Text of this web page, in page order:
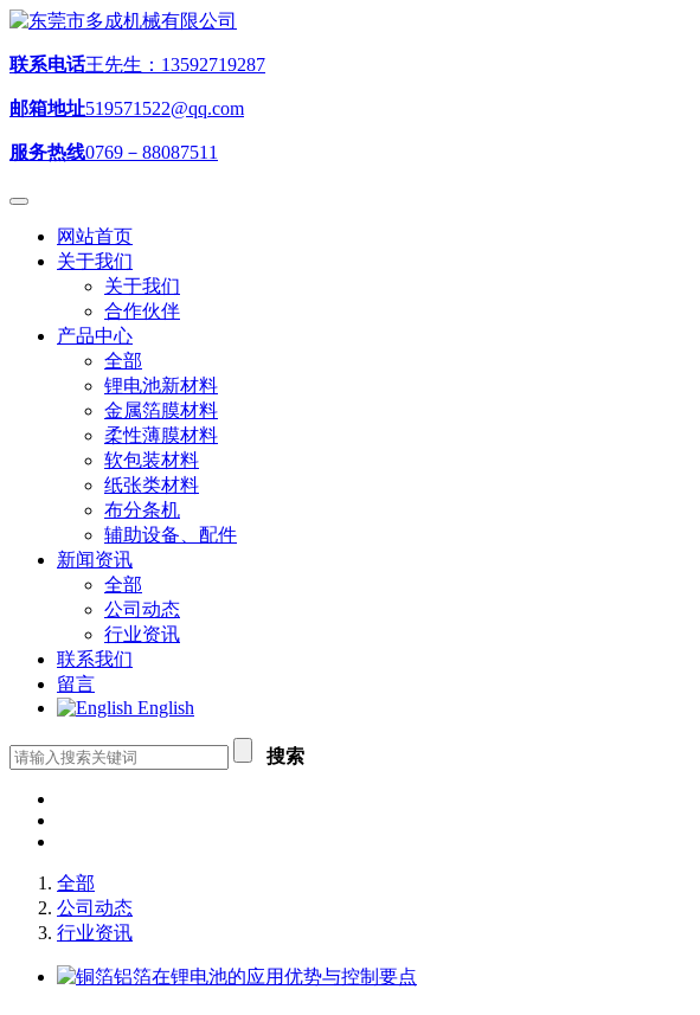
联系电话王先生：13592719287
邮箱地址519571522@qq.com
服务热线0769－88087511
网站首页
关于我们
关于我们
合作伙伴
产品中心
全部
锂电池新材料
金属箔膜材料
柔性薄膜材料
软包装材料
纸张类材料
布分条机
辅助设备、配件
新闻资讯
全部
公司动态
行业资讯
联系我们
留言
English
搜索
全部
公司动态
行业资讯